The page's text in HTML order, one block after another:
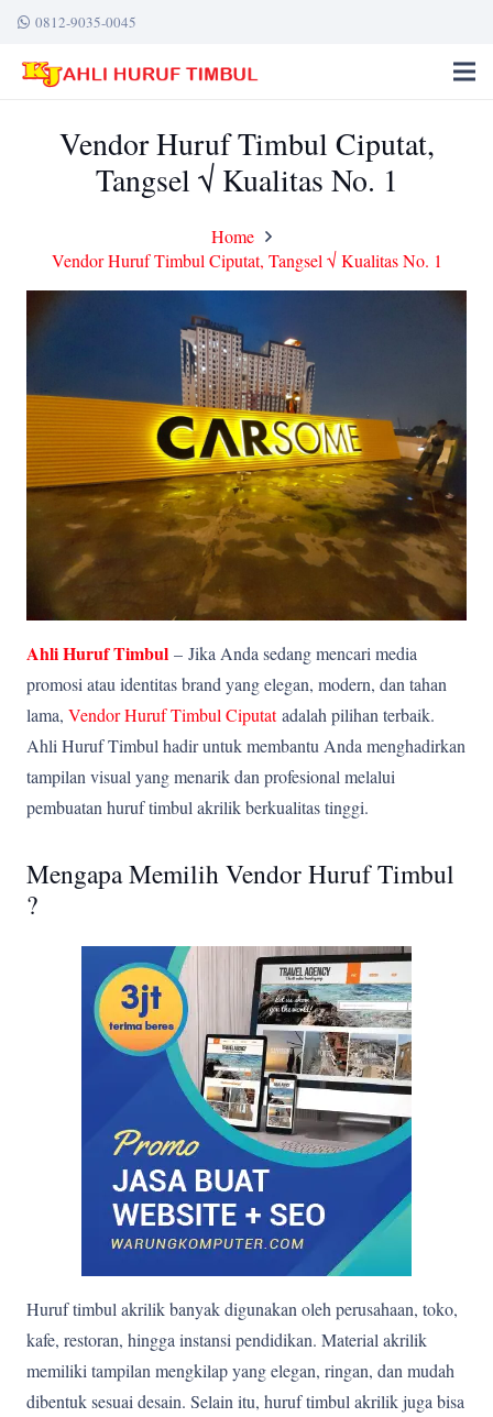
0812-9035-0045
Vendor Huruf Timbul Ciputat,
Tangsel √ Kualitas No. 1
Home
Vendor Huruf Timbul Ciputat, Tangsel √ Kualitas No. 1
Ahli Huruf Timbul – Jika Anda sedang mencari media
promosi atau identitas brand yang elegan, modern, dan tahan
lama, Vendor Huruf Timbul Ciputatadalah pilihan terbaik.
Ahli Huruf Timbul hadir untuk membantu Anda menghadirkan
tampilan visual yang menarik dan profesional melalui
pembuatan huruf timbul akrilik berkualitas tinggi.
Mengapa Memilih Vendor Huruf Timbul
?
Huruf timbul akrilik banyak digunakan oleh perusahaan, toko,
kafe, restoran, hingga instansi pendidikan. Material akrilik
memiliki tampilan mengkilap yang elegan, ringan, dan mudah
dibentuk sesuai desain. Selain itu, huruf timbul akrilik juga bisa